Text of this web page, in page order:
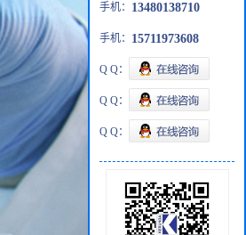
手机： 13480138710
手机： 15711973608
Q Q：
Q Q：
Q Q：